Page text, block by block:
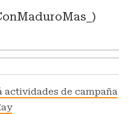
de campaña